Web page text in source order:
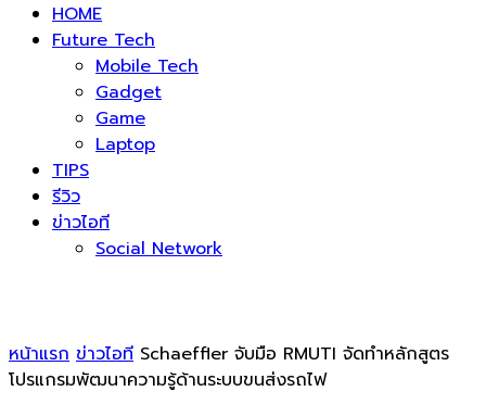
HOME
Future Tech
Mobile Tech
Gadget
Game
Laptop
TIPS
รีวิว
ข่าวไอที
Social Network
หน้าแรก ข่าวไอที Schaeffler จับมือ RMUTI จัดทำหลักสูตร
โปรแกรมพัฒนาความรู้ด้านระบบขนส่งรถไฟ